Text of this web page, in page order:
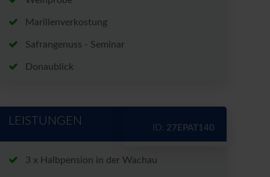
Marillenverkostung
Safrangenuss - Seminar
Donaublick
LEISTUNGEN
3 x Halbpension in der Wachau
ID: 27EPAT140